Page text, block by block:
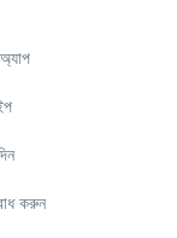
করুন